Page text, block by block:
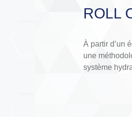
ROLL
À partir d’un
une
système